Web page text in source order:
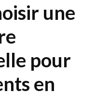
une
pour
en